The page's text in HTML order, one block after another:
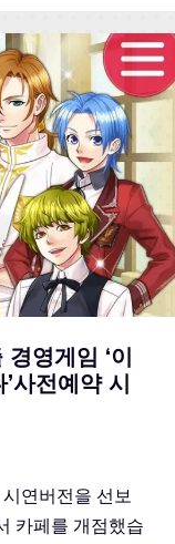
영게임 ‘이
사전예약 시
연버전을 선보
카페를 개점했습